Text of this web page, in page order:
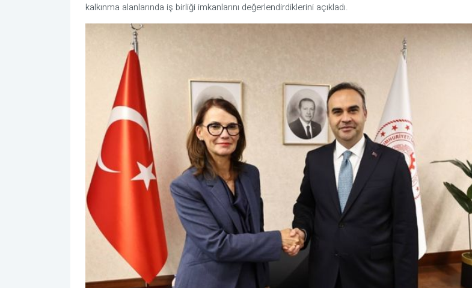
kalkınma alanlarında iş birliği imkanlarını değerlendirdiklerini açıkladı.